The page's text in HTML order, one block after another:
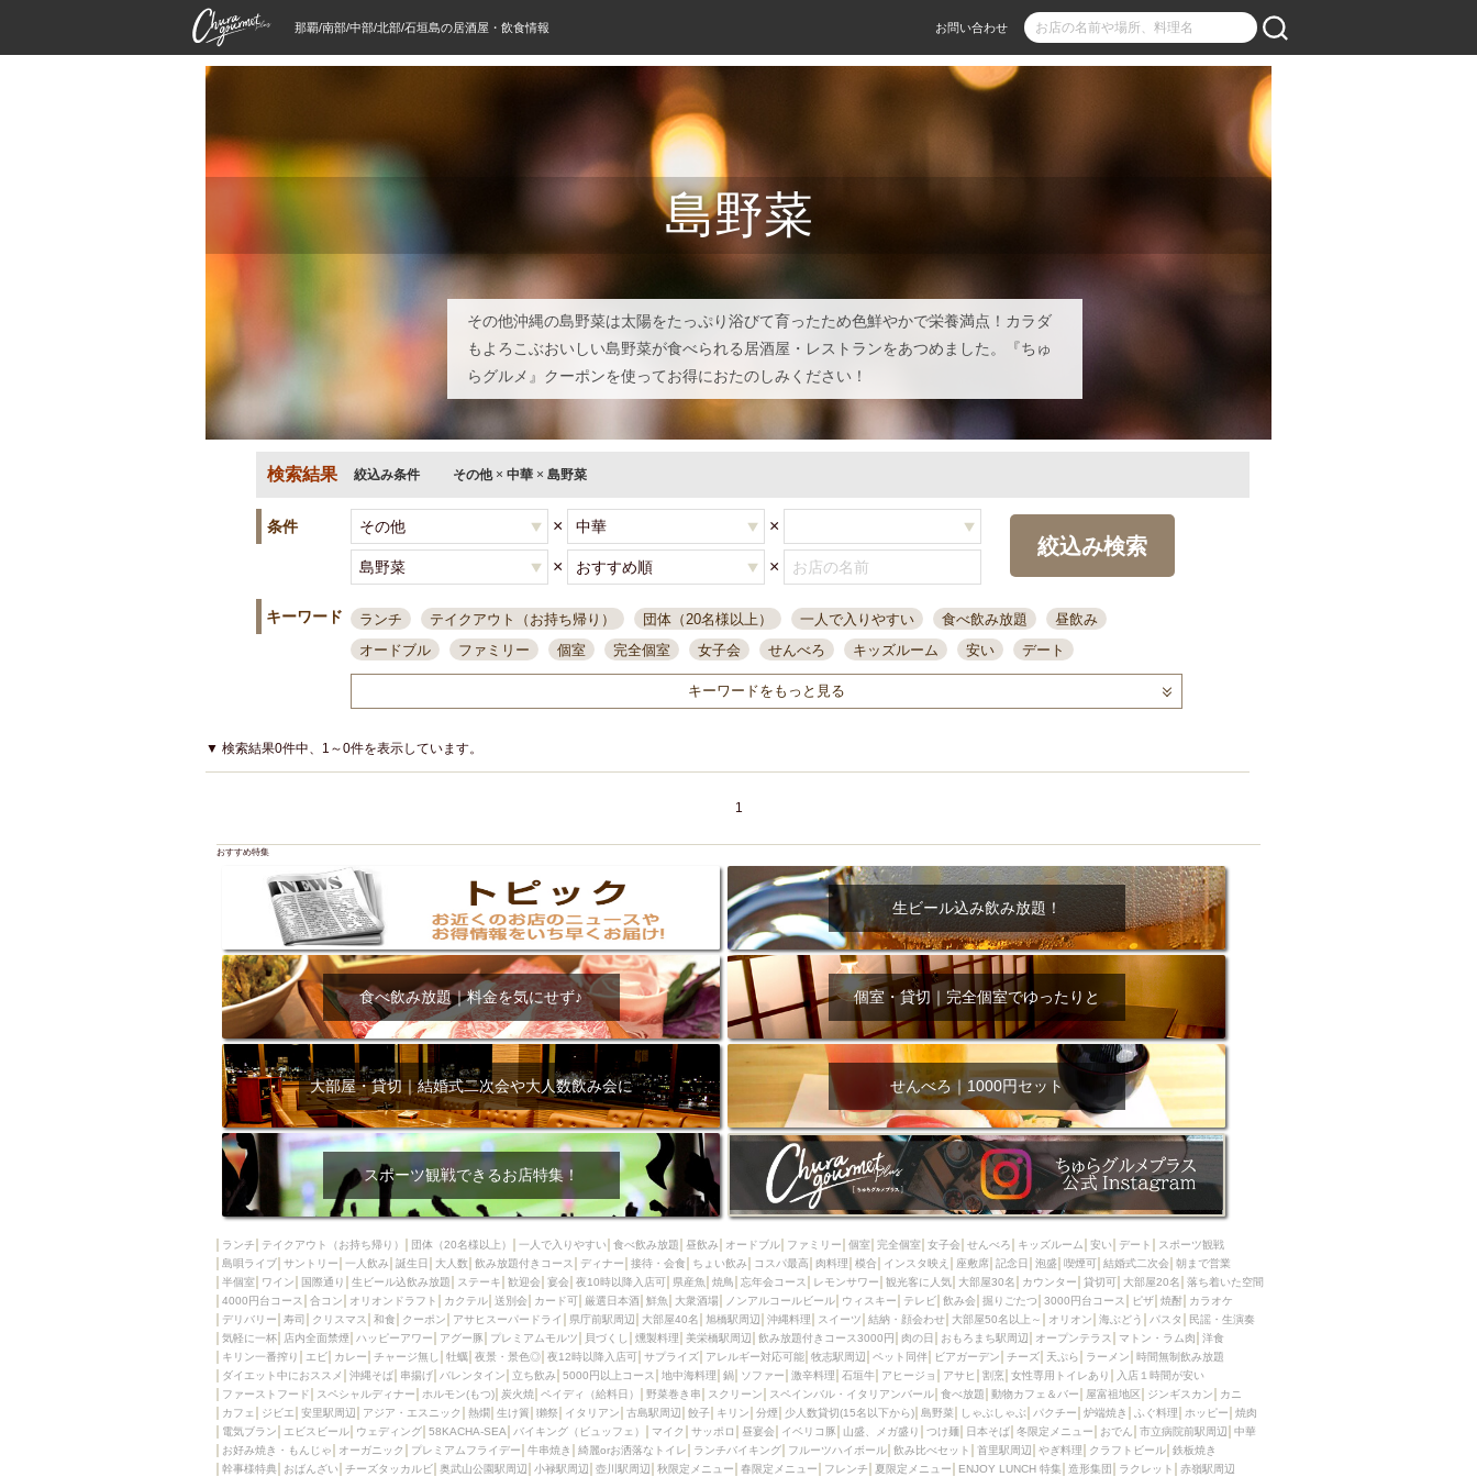
那覇/南部/中部/北部/石垣島の居酒屋・飲食情報 お問い合わせ
島野菜
その他沖縄の島野菜は太陽をたっぷり浴びて育ったため色鮮やかで栄養満点！カラダ
もよろこぶおいしい島野菜が食べられる居酒屋・レストランをあつめました。『ちゅ
らグルメ』クーポンを使ってお得におたのしみください！
検索結果 絞込み条件 その他× 中華 × 島野菜
条件 × ×
× ×
絞込み検索
キーワード ランチ テイクアウト（お持ち帰り） 団体（20名様以上） 一人で入りやすい 食べ飲み放題
昼飲み
オードブル
ファミリー 個室 完全個室 女子会 せんべろ キッズルーム 安い
デート
一人飲み 誕生日 大人数
接待・会食
ちょい飲み コスパ最高 肉料理 模合 インスタ映え 座敷席 記念日 泡盛
喫煙可
結婚式二次会
夜10時以降入店可
県産魚 焼鳥 忘年会コース レモンサワー 観光客に人気 大部屋30名
カウンター
4000円台コース
デリバリー 寿司 クリスマス 和食
クーポン
アサヒスーパードライ
県庁前駅周辺 旭橋駅周辺 沖縄料理 スイーツ
結納・顔会わせ
大部屋50名以上～
オリオン 海ぶどう 民謡・生演奏 気軽に一杯
店内全面禁煙
ハッピーアワー
アグー豚 プレミアムモルツ 貝づくし 燻製料理
美栄橋駅周辺
飲み放題付きコース3000円
肉の日 おもろまち駅周辺 オープンテラス マトン・ラム肉
洋食
キリン一番搾り
エビ カレー チャージ無し 牡蠣 夜景・景色◎ 夜12時以降入店可
サプライズ
アレルギー対応可能
牧志駅周辺 ペット同伴 ビアガーデン 天ぷら
時間無制飲み放題
ダイエット中におススメ
沖縄そば 串揚げ バレンタイン 立ち飲み 5000円以上コース 地中海料理
鍋
ソファー
激辛料理 石垣牛 アヒージョ アサヒ 割烹 女性専用トイレあり
入店１時間が安い
ファーストフード
スペシャルディナー ホルモン(もつ) 炭火焼 ペイディ（給料日）
野菜巻き串
スクリーン
スペインバル・イタリアンバール 食べ放題 動物カフェ＆バー 屋富祖地区
ジンギスカン
カニ
カフェ ジビエ 安里駅周辺 アジア・エスニック 熱燗 生け簀 獺祭 イタリアン
古島駅周辺
分煙 少人数貸切(15名以下から) しゃぶしゃぶ パクチー 炉端焼き
ふぐ料理
ホッピー
焼肉 電気ブラン エビスビール ウェディング 58KACHA-SEA
バイキング（ビュッフェ）
マイク
サッポロ 昼宴会 イベリコ豚 山盛、メガ盛り つけ麺 日本そば 冬限定メニュー
おでん
市立病院前駅周辺
中華 お好み焼き・もんじゃ オーガニック プレミアムフライデー
牛串焼き
綺麗orお洒落なトイレ
ランチバイキング フルーツハイボール 飲み比べセット 首里駅周辺
やぎ料理
クラフトビール
鉄板焼き 幹事様特典 おばんざい チーズタッカルビ 奥武山公園駅周辺
小禄駅周辺
壺川駅周辺
秋限定メニュー 春限定メニュー フレンチ 夏限定メニュー ENJOY LUNCH 特集
造形集団
ラクレット
赤嶺駅周辺 シードル 那覇空港駅周辺 儀保駅周辺
キーワードをもっと見る
▼ 検索結果0件中、1～0件を表示しています。
1
おすすめ特集
生ビール込み飲み放題！
食べ飲み放題｜料金を気にせず♪ 個室・貸切｜完全個室でゆったりと
大部屋・貸切｜結婚式二次会や大人数飲み会に せんべろ｜1000円セット
スポーツ観戦できるお店特集！
ランチ テイクアウト（お持ち帰り） 団体（20名様以上） 一人で入りやすい 食べ飲み放題 昼飲み オードブル ファミリー 個室 完全個室 女子会 せんべろ キッズルーム 安い デート
スポーツ観戦
島唄ライブ サントリー 一人飲み 誕生日 大人数 飲み放題付きコース ディナー 接待・会食 ちょい飲み コスパ最高 肉料理 模合 インスタ映え 座敷席 記念日 泡盛 喫煙可 結婚式二次会 朝まで営業
半個室
ワイン 国際通り 生ビール込飲み放題 ステーキ 歓迎会 宴会 夜10時以降入店可 県産魚 焼鳥 忘年会コース レモンサワー 観光客に人気 大部屋30名 カウンター 貸切可 大部屋20名
落ち着いた空間
4000円台コース
合コン オリオンドラフト カクテル 送別会 カード可 厳選日本酒 鮮魚 大衆酒場 ノンアルコールビール ウィスキー テレビ 飲み会 掘りごたつ 3000円台コース ピザ 焼酎
カラオケ
デリバリー
寿司 クリスマス 和食 クーポン アサヒスーパードライ 県庁前駅周辺 大部屋40名 旭橋駅周辺 沖縄料理 スイーツ 結納・顔会わせ 大部屋50名以上～ オリオン 海ぶどう パスタ
民謡・生演奏
気軽に一杯
店内全面禁煙 ハッピーアワー アグー豚 プレミアムモルツ 貝づくし 燻製料理 美栄橋駅周辺 飲み放題付きコース3000円 肉の日 おもろまち駅周辺 オープンテラス マトン・ラム肉
洋食
キリン一番搾り
エビ カレー チャージ無し 牡蠣 夜景・景色◎ 夜12時以降入店可 サプライズ アレルギー対応可能 牧志駅周辺 ペット同伴 ビアガーデン チーズ 天ぷら ラーメン
時間無制飲み放題
ダイエット中におススメ
沖縄そば 串揚げ バレンタイン 立ち飲み 5000円以上コース 地中海料理 鍋 ソファー 激辛料理 石垣牛 アヒージョ アサヒ 割烹 女性専用トイレあり
入店１時間が安い
ファーストフード
スペシャルディナー ホルモン(もつ) 炭火焼 ペイディ（給料日） 野菜巻き串 スクリーン スペインバル・イタリアンバール 食べ放題 動物カフェ＆バー 屋富祖地区 ジンギスカン
カニ
カフェ
ジビエ 安里駅周辺 アジア・エスニック 熱燗 生け簀 獺祭 イタリアン 古島駅周辺 餃子 キリン 分煙 少人数貸切(15名以下から) 島野菜 しゃぶしゃぶ パクチー 炉端焼き ふぐ料理 ホッピー
焼肉
電気ブラン
エビスビール ウェディング 58KACHA-SEA バイキング（ビュッフェ） マイク サッポロ 昼宴会 イベリコ豚 山盛、メガ盛り つけ麺 日本そば 冬限定メニュー おでん 市立病院前駅周辺
中華
お好み焼き・もんじゃ
オーガニック プレミアムフライデー 牛串焼き 綺麗orお洒落なトイレ ランチバイキング フルーツハイボール 飲み比べセット 首里駅周辺 やぎ料理 クラフトビール 鉄板焼き
幹事様特典
おばんざい チーズタッカルビ 奥武山公園駅周辺 小禄駅周辺 壺川駅周辺 秋限定メニュー 春限定メニュー フレンチ 夏限定メニュー ENJOY LUNCH 特集 造形集団 ラクレット 赤嶺駅周辺